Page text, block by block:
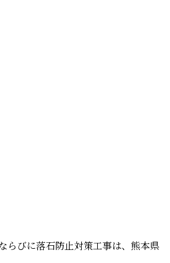
らびに落石防止対策工事は、熊本県